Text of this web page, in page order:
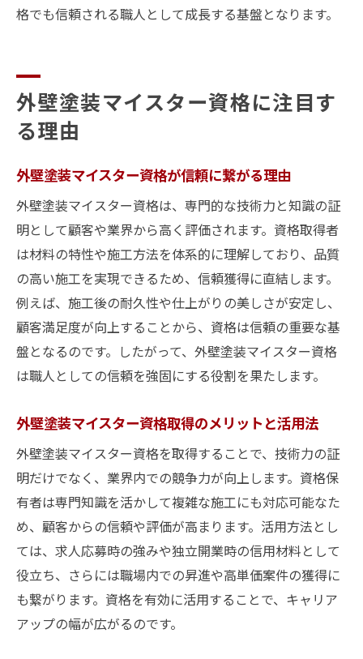
格でも信頼される職人として成長する基盤となります。
外壁塗装マイスター資格に注目す
る理由
外壁塗装マイスター資格が信頼に繋がる理由
外壁塗装マイスター資格は、専門的な技術力と知識の証
明として顧客や業界から高く評価されます。資格取得者
は材料の特性や施工方法を体系的に理解しており、品質
の高い施工を実現できるため、信頼獲得に直結します。
例えば、施工後の耐久性や仕上がりの美しさが安定し、
顧客満足度が向上することから、資格は信頼の重要な基
盤となるのです。したがって、外壁塗装マイスター資格
は職人としての信頼を強固にする役割を果たします。
外壁塗装マイスター資格取得のメリットと活用法
外壁塗装マイスター資格を取得することで、技術力の証
明だけでなく、業界内での競争力が向上します。資格保
有者は専門知識を活かして複雑な施工にも対応可能なた
め、顧客からの信頼や評価が高まります。活用方法とし
ては、求人応募時の強みや独立開業時の信用材料として
役立ち、さらには職場内での昇進や高単価案件の獲得に
も繋がります。資格を有効に活用することで、キャリア
アップの幅が広がるのです。